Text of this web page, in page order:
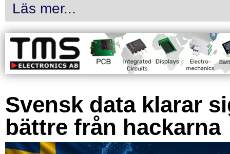
Läs mer...
Svensk data klarar
bättre från hackarna